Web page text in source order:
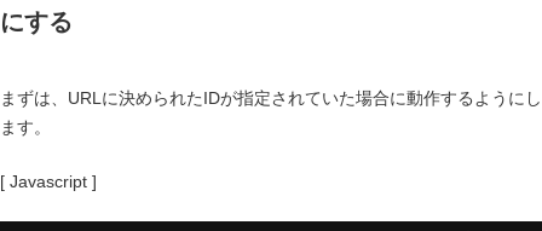
にする
まずは、URLに決められたIDが指定されていた場合に動作するようにし
ます。
[ Javascript ]